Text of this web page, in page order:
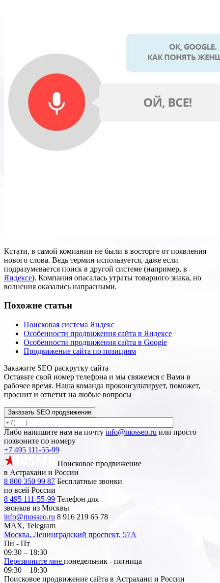
Кстати, в самой компании не были в восторге от появления
нового слова. Ведь термин используется, даже если
подразумевается поиск в другой системе (например, в
Яндексе). Компания опасалась утраты товарного знака, но
волнения оказались напрасными.
Похожие статьи
Поисковая система Яндекс
Особенности продвижения сайта в Яндексе
Особенности продвижения сайта в Google
Продвижение сайта по позициям
Закажите SEO раскрутку сайта
Оставьте свой номер телефона и мы свяжемся с Вами в
рабочее время. Наша команда проконсультирует, поможет,
проснит и ответит на любые вопросы
Заказать SEO продвижение
Либо напишите нам на почту info@mosseo.ru или просто
позвоните по номеру
+7 495 111-55-99
Поисковое продвижение
в Астрахани и России
8 800 350 99 87 Бесплатные звонки
по всей России
8 495 111-55-99 Телефон для
звонков из Москвы
info@mosseo.ru 8 916 219 65 78
MAX, Telegram
Москва, Ленинградский проспект, 57А
Пн - Пт
09:30 – 18:30
Перезвоните мне понедельник - пятница
09:30 – 18:30
Поисковое продвижение сайта в Астрахани и России